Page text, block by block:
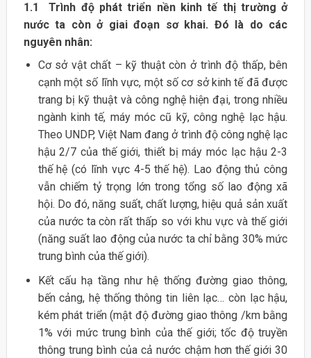
1.1 Trình độ phát triển nền kinh tế thị trường ở
nước ta còn ở giai đoạn sơ khai. Đó là do các
nguyên nhân:
Cơ sở vật chất – kỹ thuật còn ở trình độ thấp, bên
cạnh một số lĩnh vực, một số cơ sở kinh tế đã được
trang bị kỹ thuật và công nghệ hiện đại, trong nhiều
ngành kinh tế, máy móc cũ kỹ, công nghệ lạc hậu.
Theo UNDP, Việt Nam đang ở trình độ công nghệ lạc
hậu 2/7 của thế giới, thiết bị máy móc lạc hậu 2-3
thế hệ (có lĩnh vực 4-5 thế hệ). Lao động thủ công
vẫn chiếm tỷ trọng lớn trong tổng số lao động xã
hội. Do đó, năng suất, chất lượng, hiệu quả sản xuất
của nước ta còn rất thấp so với khu vực và thế giới
(năng suất lao động của nước ta chỉ bằng 30% mức
trung bình của thế giới).
Kết cấu hạ tầng như hệ thống đường giao thông,
bến cảng, hệ thống thông tin liên lạc… còn lạc hậu,
kém phát triển (mật độ đường giao thông /km bằng
1% với mức trung bình của thế giới; tốc độ truyền
thông trung bình của cả nước chậm hơn thế giới 30